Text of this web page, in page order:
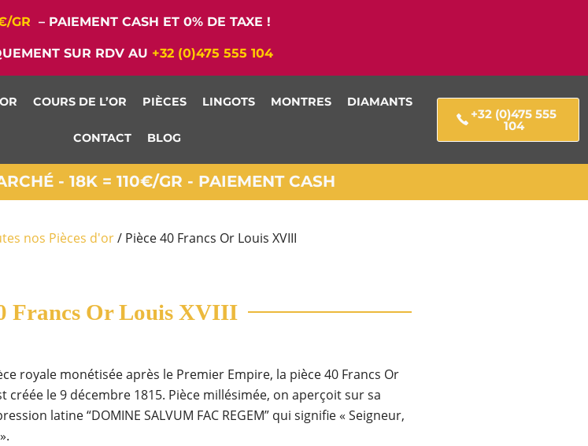
GR – PAIEMENT CASH ET 0% DE TAXE !
SUR RDV AU +32 (0)475 555 104
COURS DE L’OR PIÈCES LINGOTS MONTRES DIAMANTS
CONTACT BLOG
+32 (0)475 555
104
- 18K = 110€/GR - PAIEMENT CASH
nos Pièces d'or/ Pièce 40 Francs Or Louis XVIII
Francs Or Louis XVIII
royale monétisée après le Premier Empire, la pièce 40 Francs Or
créée le 9 décembre 1815. Pièce millésimée, on aperçoit sur sa
latine “DOMINE SALVUM FAC REGEM” qui signifie « Seigneur,